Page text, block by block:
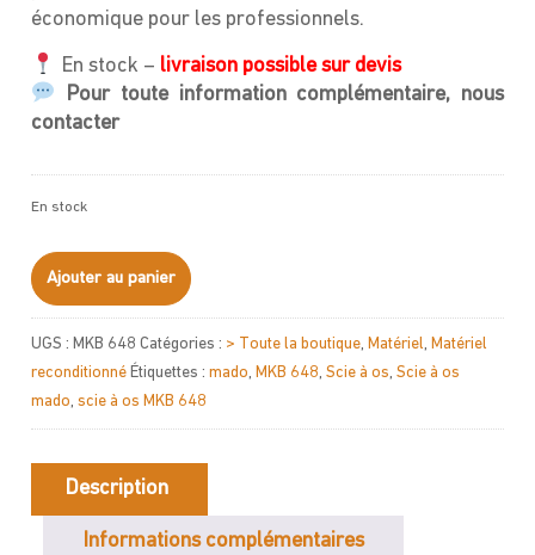
économique pour les professionnels.
En stock – livraison possible sur devis
Pour toute information complémentaire, nous
contacter
En stock
quantité
de
Scie
à
os
MADO
Ajouter au panier
UGS :MKB 648 Catégories : > Toute la boutique,Matériel,Matériel
reconditionné Étiquettes :mado,MKB 648,Scie à os,Scie à os
mado,scie à os MKB 648
Description
Informations complémentaires